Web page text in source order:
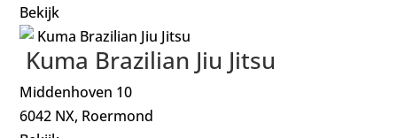
Bekijk
Kuma Brazilian Jiu Jitsu
Middenhoven 10
6042 NX, Roermond